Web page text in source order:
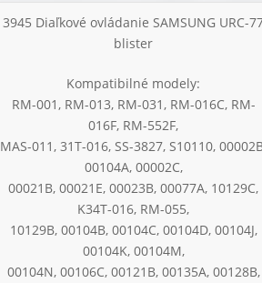
3945 Diaľkové ovládanie SAMSUNG URC-
blister
Kompatibilné modely:
RM-001, RM-013, RM-031, RM-016C, RM-
016F, RM-552F,
MAS-011, 31T-016, SS-3827, S10110,
00104A, 00002C,
00021B, 00021E, 00023B, 00077A, 10129C,
K34T-016, RM-055,
10129B, 00104B, 00104C, 00104D, 00104J,
00104K, 00104M,
00104N, 00106C, 00121B, 00135A, 00128B,